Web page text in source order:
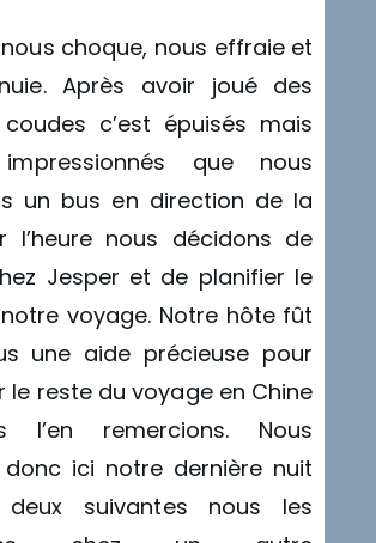
choque, nous effraie et
Après avoir joué des
c’est épuisés mais
que nous
un bus en direction de la
l’heure nous décidons de
Jesper et de planifier le
voyage. Notre hôte fût
une aide précieuse pour
le reste du voyage en Chine
l’en remercions. Nous
donc ici notre dernière nuit
suivantes nous les